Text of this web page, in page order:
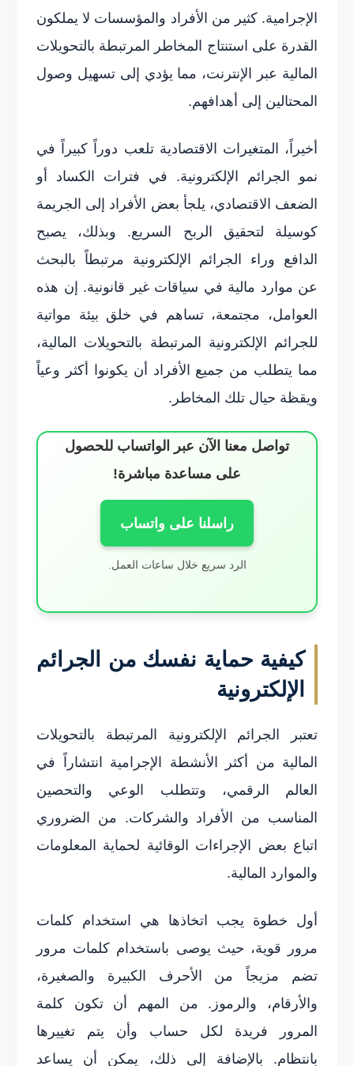
الإجرامية. كثير من الأفراد والمؤسسات لا يملكون
القدرة على استنتاج المخاطر المرتبطة بالتحويلات
المالية عبر الإنترنت، مما يؤدي إلى تسهيل وصول
المحتالين إلى أهدافهم.
أخيراً، المتغيرات الاقتصادية تلعب دوراً كبيراً في
نمو الجرائم الإلكترونية. في فترات الكساد أو
الضعف الاقتصادي، يلجأ بعض الأفراد إلى الجريمة
كوسيلة لتحقيق الربح السريع. وبذلك، يصبح
الدافع وراء الجرائم الإلكترونية مرتبطاً بالبحث
عن موارد مالية في سياقات غير قانونية. إن هذه
العوامل، مجتمعة، تساهم في خلق بيئة مواتية
للجرائم الإلكترونية المرتبطة بالتحويلات المالية،
مما يتطلب من جميع الأفراد أن يكونوا أكثر وعياً
ويقظة حيال تلك المخاطر.
تواصل معنا الآن عبر الواتساب للحصول
على مساعدة مباشرة!
راسلنا على واتساب
الرد سريع خلال ساعات العمل.
كيفية حماية نفسك من الجرائم
الإلكترونية
تعتبر الجرائم الإلكترونية المرتبطة بالتحويلات
المالية من أكثر الأنشطة الإجرامية انتشاراً في
العالم الرقمي، وتتطلب الوعي والتحصين
المناسب من الأفراد والشركات. من الضروري
اتباع بعض الإجراءات الوقائية لحماية المعلومات
والموارد المالية.
أول خطوة يجب اتخاذها هي استخدام كلمات
مرور قوية، حيث يوصى باستخدام كلمات مرور
تضم مزيجاً من الأحرف الكبيرة والصغيرة،
والأرقام، والرموز. من المهم أن تكون كلمة
المرور فريدة لكل حساب وأن يتم تغييرها
بانتظام. بالإضافة إلى ذلك، يمكن أن يساعد